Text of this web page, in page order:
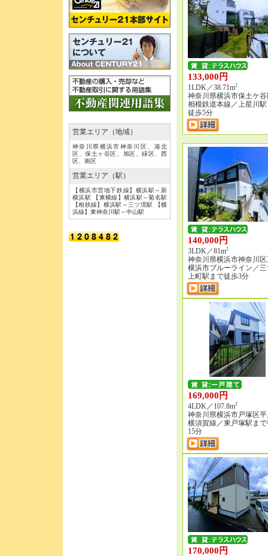
営業エリア（地域）
神奈川県横浜市神奈川区、港北
区、保土ヶ谷区、旭区、緑区、西
区、南区
営業エリア（駅）
【横浜市営地下鉄線】横浜駅～新
横浜駅 【東横線】横浜駅～菊名駅
【相鉄線】横浜駅～三ツ境駅 【横
浜線】東神奈川駅～中山駅
133,000円
1LDK／38.71m2
神奈川県横浜市保土ケ
相模鉄道本線／上星川
徒歩5分
140,000円
3LDK／81m2
神奈川県横浜市神奈川
横浜市ブルーライン／
上町駅まで徒歩3分
169,000円
4LDK／107.8m2
神奈川県横浜市戸塚区
横須賀線／東戸塚駅ま
15分
170,000円